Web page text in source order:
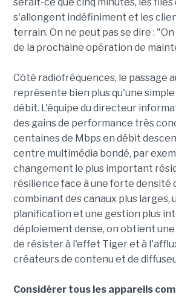
serait-ce que cinq minutes, les
s'allongent indéfiniment et les
terrain. On ne peut pas se dire :
de la prochaine opération de
Côté radiofréquences, le passage
représente bien plus qu'une
débit. L'équipe du directeur
des gains de performance très
centaines de Mbps en débit
centre multimédia bondé, par
changement le plus important
résilience face à une forte densité
combinant des canaux plus larges,
planification et une gestion plus
déploiement dense, on obtient
de résister à l'effet Tiger et à
créateurs de contenu et de
Considérer tous les appareils